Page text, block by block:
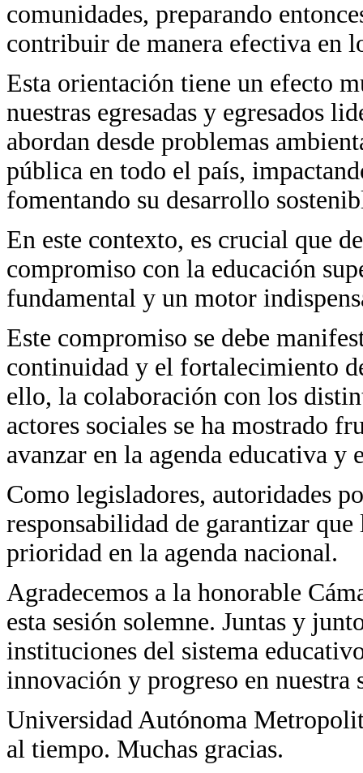
comunidades, preparando
contribuir de manera efectiva en
Esta orientación tiene un efecto
nuestras egresadas y egresados
abordan desde problemas
pública en todo el país,
fomentando su desarrollo
En este contexto, es crucial que
compromiso con la educación
fundamental y un motor
Este compromiso se debe
continuidad y el fortalecimiento
ello, la colaboración con los
actores sociales se ha mostrado
avanzar en la agenda educativa y
Como legisladores, autoridades
responsabilidad de garantizar
prioridad en la agenda nacional.
Agradecemos a la honorable
esta sesión solemne. Juntas y
instituciones del sistema
innovación y progreso en nuestra
Universidad Autónoma
al tiempo. Muchas gracias.